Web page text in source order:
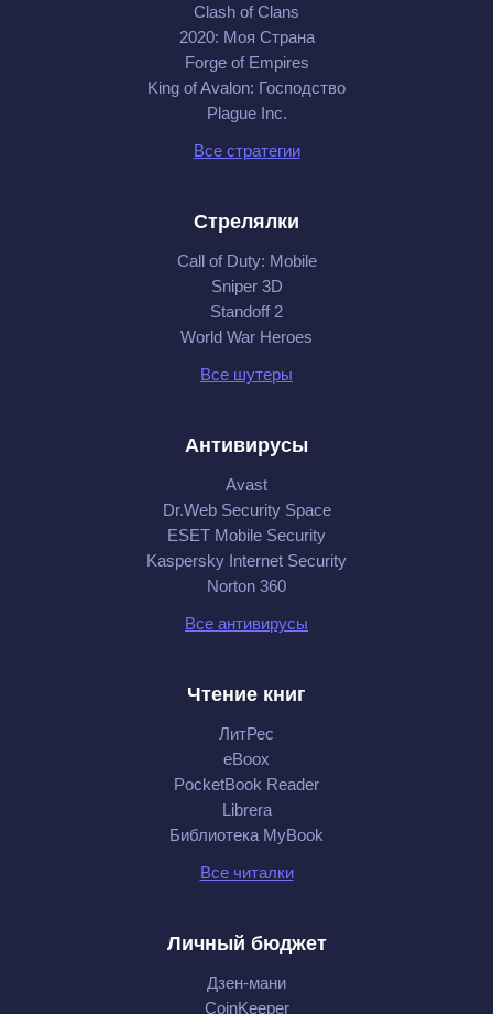
Clash of Clans
2020: Моя Cтрана
Forge of Empires
King of Avalon: Господство
Plague Inc.
Все стратегии
Стрелялки
Call of Duty: Mobile
Sniper 3D
Standoff 2
World War Heroes
Все шутеры
Антивирусы
Avast
Dr.Web Security Space
ESET Mobile Security
Kaspersky Internet Security
Norton 360
Все антивирусы
Чтение книг
ЛитРес
eBoox
PocketBook Reader
Librera
Библиотека MyBook
Все читалки
Личный бюджет
Дзен-мани
CoinKeeper